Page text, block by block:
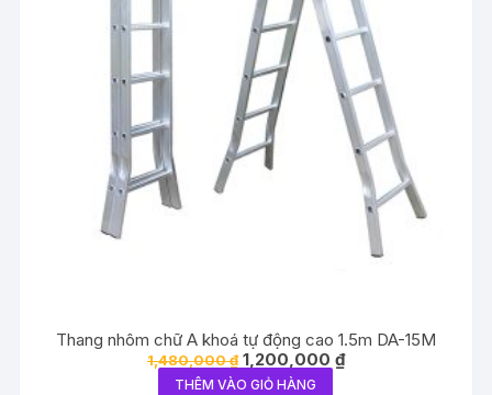
Thang nhôm chữ A khoá tự động cao 1.5m DA-15M
1,480,000₫ Giá
gốc
là:
1,200,000 ₫Giá
hiện
THÊM VÀO GIỎ HÀNG